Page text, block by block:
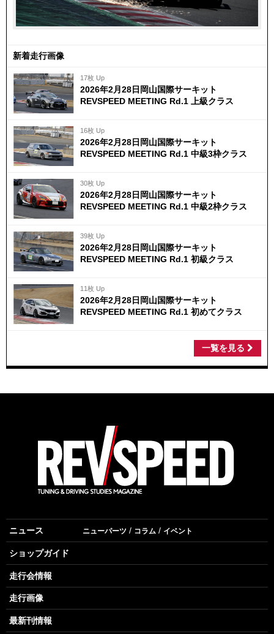
新着走行画像
17枚 Up
2026年2月28日岡山国際サーキット
REVSPEED MEETING Rd.1 上級クラス
16枚 Up
2026年2月28日岡山国際サーキット
REVSPEED MEETING Rd.1 中級3枠クラス
30枚 Up
2026年2月28日岡山国際サーキット
REVSPEED MEETING Rd.1 中級2枠クラス
39枚 Up
2026年2月28日岡山国際サーキット
REVSPEED MEETING Rd.1 初級クラス
11枚 Up
2026年2月28日岡山国際サーキット
REVSPEED MEETING Rd.1 初めてクラス
一覧を見る
ニュース ニューパーツ コラム イベント
ショップガイド
走行会情報
走行画像
最新刊情報